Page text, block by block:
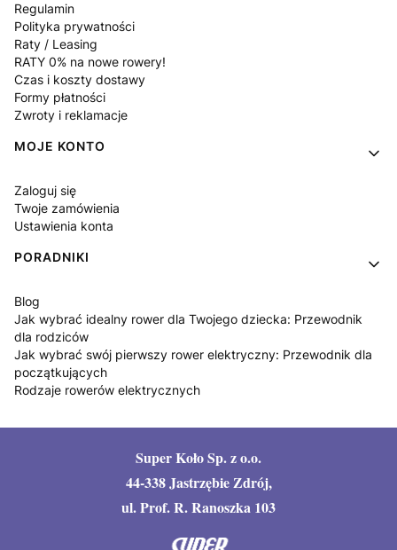
Regulamin
Polityka prywatności
Raty / Leasing
RATY 0% na nowe rowery!
Czas i koszty dostawy
Formy płatności
Zwroty i reklamacje
MOJE KONTO
Zaloguj się
Twoje zamówienia
Ustawienia konta
PORADNIKI
Blog
Jak wybrać idealny rower dla Twojego dziecka: Przewodnik
dla rodziców
Jak wybrać swój pierwszy rower elektryczny: Przewodnik dla
początkujących
Rodzaje rowerów elektrycznych
Super Koło Sp. z o.o.
44-338 Jastrzębie Zdrój,
ul. Prof. R. Ranoszka 103